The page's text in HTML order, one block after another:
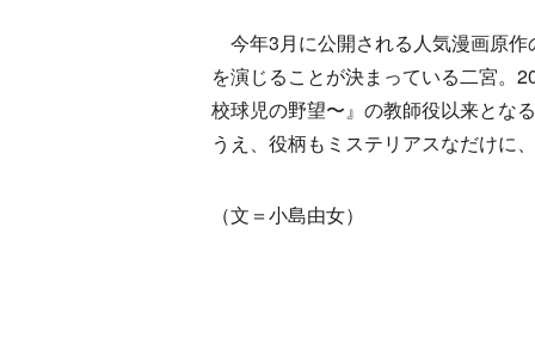
今年3月に公開される人気漫画原作
を演じることが決まっている二宮。
校球児の野望〜』の教師役以来とな
うえ、役柄もミステリアスなだけに
（文＝小島由女）